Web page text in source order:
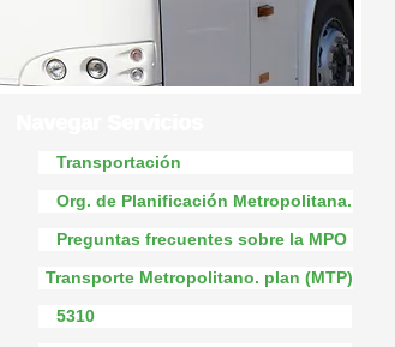
Transportación
Org. de Planificación Metropolitana.
Preguntas frecuentes sobre la MPO
Transporte Metropolitano. plan (MTP)
5310